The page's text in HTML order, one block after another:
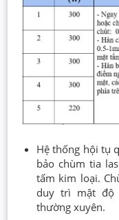
Hệ thống hội tụ
bảo chùm tia
tấm kim loại.
duy trì mật độ
thường xuyên.